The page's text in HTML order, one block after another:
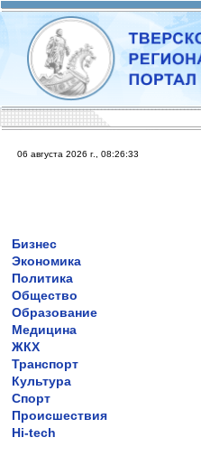
06 августа 2026 г., 08:26:33
Бизнес
Экономика
Политика
Общество
Образование
Медицина
ЖКХ
Транспорт
Культура
Спорт
Происшествия
Hi-tech